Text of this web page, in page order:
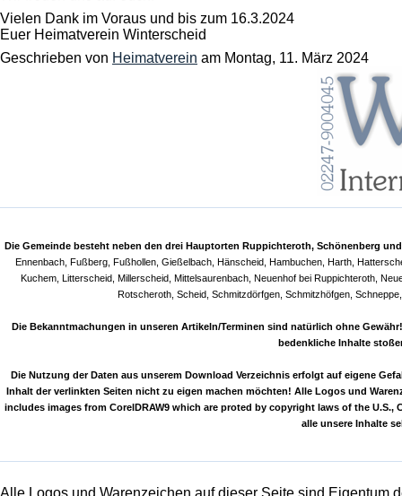
Vielen Dank im Voraus und bis zum 16.3.2024
Euer Heimatverein Winterscheid
Geschrieben von Heimatverein am Montag, 11. März 2024
Die Gemeinde besteht neben den drei Hauptorten Ruppichteroth, Schönenberg
Ennenbach, Fußberg, Fußhollen, Gießelbach, Hänscheid, Hambuchen, Harth,
Kuchem, Litterscheid, Millerscheid, Mittelsaurenbach, Neuenhof bei Ruppichteroth,
Rotscheroth, Scheid, Schmitzdörfgen, Schmitzhöfgen,
Die Bekanntmachungen in unseren Artikeln/Terminen sind natürlich ohne
bedenkliche Inhalte
Die Nutzung der Daten aus unserem Download Verzeichnis erfolgt auf eigene
Inhalt der verlinkten Seiten nicht zu eigen machen möchten! Alle Logos und
includes images from CorelDRAW9 which are proted by copyright laws of the
alle unsere Inhalte
Alle Logos und Warenzeichen auf dieser Seite sind Eigentum